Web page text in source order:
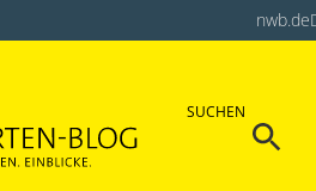
nwb.de
SUCHEN
Search